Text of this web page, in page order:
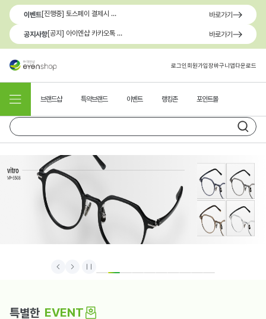
이벤트 [진행중] 토스페이 결제시 최대 1.3만원 혜택 바로가기
공지사항 [공지] 아이엔샵 카카오톡 1:1 문의 채널 이용 안내 바로가기
로그인회원가입장바구니앱다운로드
브랜드샵 특약브랜드 이벤트 랭킹존 포인트몰
Prev Next Stop
특별한 EVENT